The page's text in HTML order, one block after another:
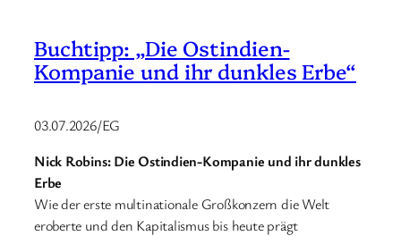
Buchtipp: „Die Ostindien-
Kompanie und ihr dunkles Erbe“
03.07.2026/EG
Nick Robins: Die Ostindien-Kompanie und ihr dunkles
Erbe
Wie der erste multinationale Großkonzern die Welt
eroberte und den Kapitalismus bis heute prägt